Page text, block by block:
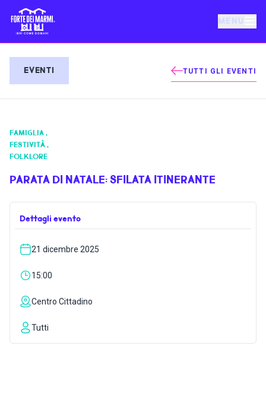
MENU
EVENTI
NOTIZIE
OSPITALITÀ
COSA FARE
VILLA BERTELLI
WEBCAM
EVENTI TUTTI GLI EVENTI
FAMIGLIA ,
FESTIVITÀ ,
FOLKLORE
PARATA DI NATALE: SFILATA ITINERANTE
Dettagli evento
21 dicembre 2025
15:00
Centro Cittadino
Tutti